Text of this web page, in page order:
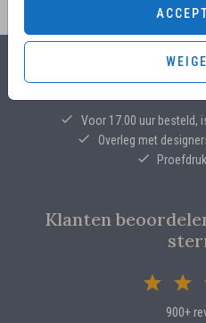
Alles voor
Voor 17.00 uur besteld,
Overleg met
Klanten
900+